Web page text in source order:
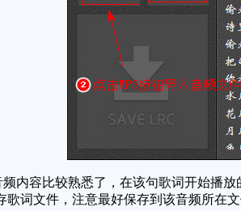
容比较熟悉了，在该句歌词开始播
词文件，注意最好保存到该音频所在